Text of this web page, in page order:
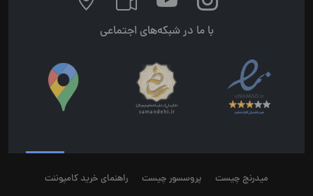
با ما در شبکه‌های اجتماعی
میدرنج چیست پروسسور چیست راهنمای خرید کامپوننت